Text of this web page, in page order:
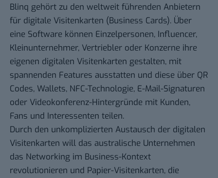
Blinq gehört zu den weltweit führenden Anbietern
für digitale Visitenkarten (Business Cards). Über
eine Software können Einzelpersonen, Influencer,
Kleinunternehmer, Vertriebler oder Konzerne ihre
eigenen digitalen Visitenkarten gestalten, mit
spannenden Features ausstatten und diese über QR
Codes, Wallets, NFC-Technologie, E-Mail-Signaturen
oder Videokonferenz-Hintergründe mit Kunden,
Fans und Interessenten teilen.
Durch den unkomplizierten Austausch der digitalen
Visitenkarten will das australische Unternehmen
das Networking im Business-Kontext
revolutionieren und Papier-Visitenkarten, die